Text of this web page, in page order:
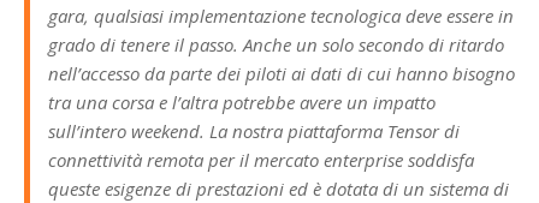
gara, qualsiasi implementazione tecnologica deve essere in
grado di tenere il passo. Anche un solo secondo di ritardo
nell’accesso da parte dei piloti ai dati di cui hanno bisogno
tra una corsa e l’altra potrebbe avere un impatto
sull’intero weekend. La nostra piattaforma Tensor di
connettività remota per il mercato enterprise soddisfa
queste esigenze di prestazioni ed è dotata di un sistema di